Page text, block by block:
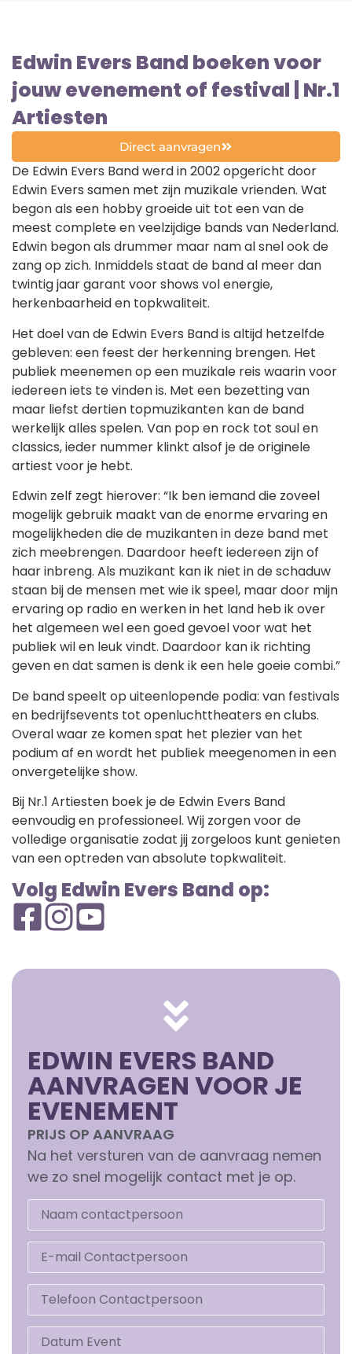
Edwin Evers Band boeken voor
jouw evenement of festival | Nr.1
Artiesten
Direct aanvragen
De Edwin Evers Band werd in 2002 opgericht door
Edwin Evers samen met zijn muzikale vrienden. Wat
begon als een hobby groeide uit tot een van de
meest complete en veelzijdige bands van Nederland.
Edwin begon als drummer maar nam al snel ook de
zang op zich. Inmiddels staat de band al meer dan
twintig jaar garant voor shows vol energie,
herkenbaarheid en topkwaliteit.
Het doel van de Edwin Evers Band is altijd hetzelfde
gebleven: een feest der herkenning brengen. Het
publiek meenemen op een muzikale reis waarin voor
iedereen iets te vinden is. Met een bezetting van
maar liefst dertien topmuzikanten kan de band
werkelijk alles spelen. Van pop en rock tot soul en
classics, ieder nummer klinkt alsof je de originele
artiest voor je hebt.
Edwin zelf zegt hierover: “Ik ben iemand die zoveel
mogelijk gebruik maakt van de enorme ervaring en
mogelijkheden die de muzikanten in deze band met
zich meebrengen. Daardoor heeft iedereen zijn of
haar inbreng. Als muzikant kan ik niet in de schaduw
staan bij de mensen met wie ik speel, maar door mijn
ervaring op radio en werken in het land heb ik over
het algemeen wel een goed gevoel voor wat het
publiek wil en leuk vindt. Daardoor kan ik richting
geven en dat samen is denk ik een hele goeie combi.”
De band speelt op uiteenlopende podia: van festivals
en bedrijfsevents tot openluchttheaters en clubs.
Overal waar ze komen spat het plezier van het
podium af en wordt het publiek meegenomen in een
onvergetelijke show.
Bij Nr.1 Artiesten boek je de Edwin Evers Band
eenvoudig en professioneel. Wij zorgen voor de
volledige organisatie zodat jij zorgeloos kunt genieten
van een optreden van absolute topkwaliteit.
Volg Edwin Evers Band op:
EDWIN EVERS BAND
AANVRAGEN VOOR JE
EVENEMENT
PRIJS OP AANVRAAG
Na het versturen van de aanvraag nemen
we zo snel mogelijk contact met je op.